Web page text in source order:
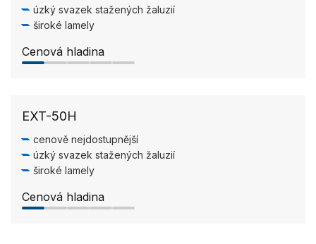
úzký svazek stažených žaluzií
široké lamely
Cenová hladina
1.0/5
EXT-50H
cenově nejdostupnější
úzký svazek stažených žaluzií
široké lamely
Cenová hladina
1.0/5